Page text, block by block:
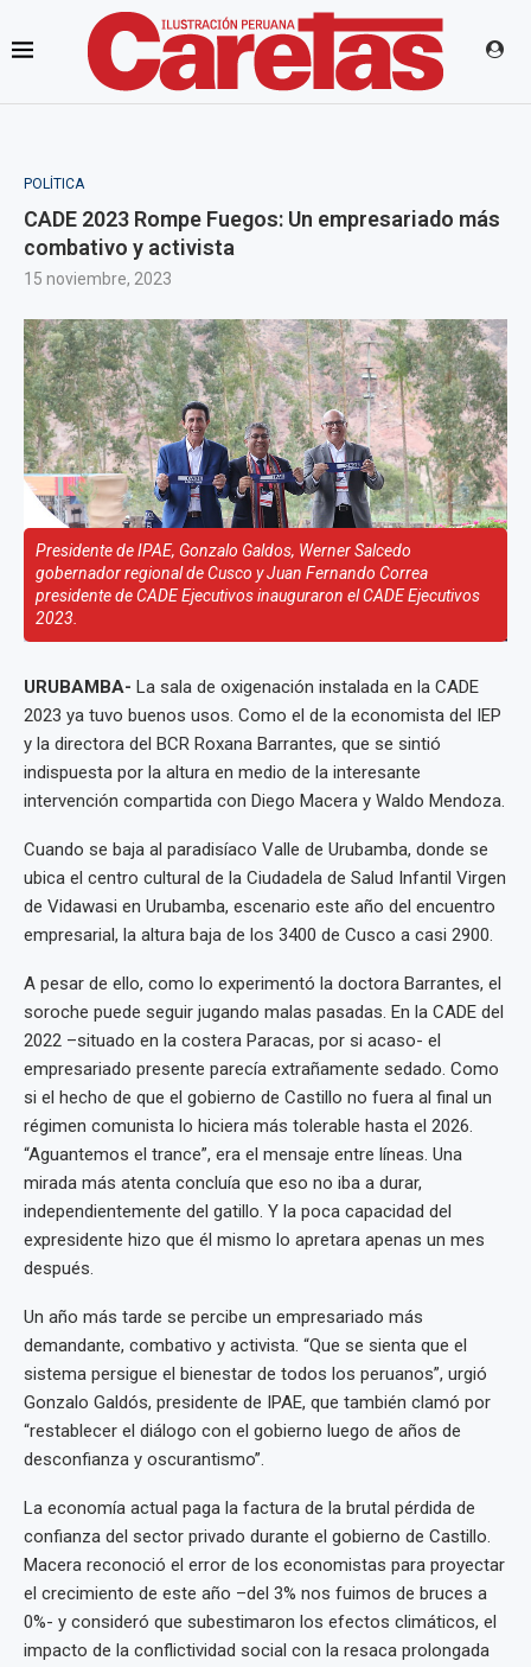
POLÍTICA
CADE 2023 Rompe Fuegos: Un empresariado más
combativo y activista
15 noviembre, 2023
Presidente de IPAE, Gonzalo Galdos, Werner Salcedo
gobernador regional de Cusco y Juan Fernando Correa
presidente de CADE Ejecutivos inauguraron el CADE Ejecutivos
2023.
URUBAMBA- La sala de oxigenación instalada en la CADE
2023 ya tuvo buenos usos. Como el de la economista del IEP
y la directora del BCR Roxana Barrantes, que se sintió
indispuesta por la altura en medio de la interesante
intervención compartida con Diego Macera y Waldo Mendoza.
Cuando se baja al paradisíaco Valle de Urubamba, donde se
ubica el centro cultural de la Ciudadela de Salud Infantil Virgen
de Vidawasi en Urubamba, escenario este año del encuentro
empresarial, la altura baja de los 3400 de Cusco a casi 2900.
A pesar de ello, como lo experimentó la doctora Barrantes, el
soroche puede seguir jugando malas pasadas. En la CADE del
2022 –situado en la costera Paracas, por si acaso- el
empresariado presente parecía extrañamente sedado. Como
si el hecho de que el gobierno de Castillo no fuera al final un
régimen comunista lo hiciera más tolerable hasta el 2026.
“Aguantemos el trance”, era el mensaje entre líneas. Una
mirada más atenta concluía que eso no iba a durar,
independientemente del gatillo. Y la poca capacidad del
expresidente hizo que él mismo lo apretara apenas un mes
después.
Un año más tarde se percibe un empresariado más
demandante, combativo y activista. “Que se sienta que el
sistema persigue el bienestar de todos los peruanos”, urgió
Gonzalo Galdós, presidente de IPAE, que también clamó por
“restablecer el diálogo con el gobierno luego de años de
desconfianza y oscurantismo”.
La economía actual paga la factura de la brutal pérdida de
confianza del sector privado durante el gobierno de Castillo.
Macera reconoció el error de los economistas para proyectar
el crecimiento de este año –del 3% nos fuimos de bruces a
0%- y consideró que subestimaron los efectos climáticos, el
impacto de la conflictividad social con la resaca prolongada